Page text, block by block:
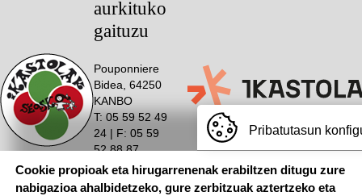
aurkituko
gaituzu
Pouponniere
Bidea, 64250
KANBO
T: 05 59 52 49
24 | F: 05 59
52 88 87
Sarean
Webgune hau Ikastolen Elkarteak garatu
Pribatutasun
Cookie propioak eta hirugarrenenak erabiltzen ditugu zure
nabigazioa ahalbidetzeko, gure zerbitzuak aztertzeko eta